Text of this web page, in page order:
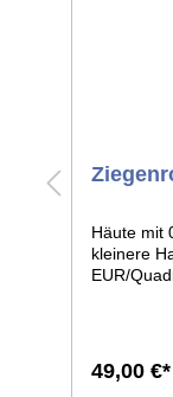
Häute mit
kleinere
EUR/
49,00 €*